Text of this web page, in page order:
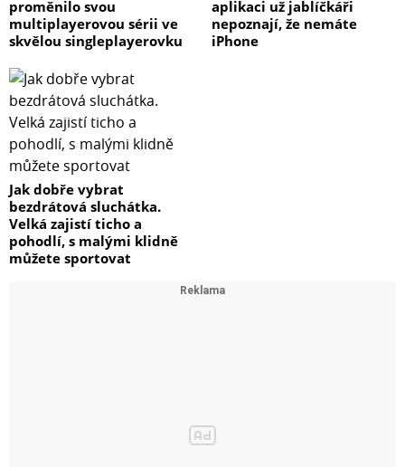
proměnilo svou
multiplayerovou sérii ve
skvělou singleplayerovku
aplikaci už jablíčkáři
nepoznají, že nemáte
iPhone
Jak dobře vybrat
bezdrátová sluchátka.
Velká zajistí ticho a
pohodlí, s malými klidně
můžete sportovat